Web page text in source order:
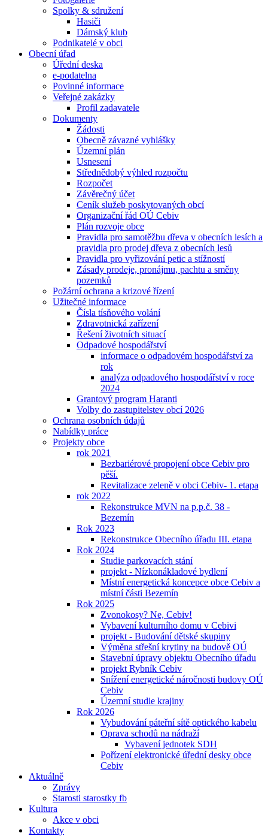
Spolky & sdružení
Hasiči
Dámský klub
Podnikatelé v obci
Obecní úřad
Úřední deska
e-podatelna
Povinné informace
Veřejné zakázky
Profil zadavatele
Dokumenty
Žádosti
Obecně závazné vyhlášky
Územní plán
Usnesení
Střednědobý výhled rozpočtu
Rozpočet
Závěrečný účet
Ceník služeb poskytovaných obcí
Organizační řád OÚ Cebiv
Plán rozvoje obce
Pravidla pro samotěžbu dřeva v obecních lesích a
pravidla pro prodej dřeva z obecních lesů
Pravidla pro vyřizování petic a stížností
Zásady prodeje, pronájmu, pachtu a směny
pozemků
Požární ochrana a krizové řízení
Užitečné informace
Čísla tísňového volání
Zdravotnická zařízení
Řešení životních situací
Odpadové hospodářství
informace o odpadovém hospodářství za
rok
analýza odpadového hospodářství v roce
2024
Grantový program Haranti
Volby do zastupitelstev obcí 2026
Ochrana osobních údajů
Nabídky práce
Projekty obce
rok 2021
Bezbariérové propojení obce Cebiv pro
pěší.
Revitalizace zeleně v obci Cebiv- 1. etapa
rok 2022
Rekonstrukce MVN na p.p.č. 38 -
Bezemín
Rok 2023
Rekonstrukce Obecního úřadu III. etapa
Rok 2024
Studie parkovacích stání
projekt - Nízkonákladové bydlení
Místní energetická koncepce obce Cebiv a
místní části Bezemín
Rok 2025
Zvonokosy? Ne, Cebiv!
Vybavení kulturního domu v Cebivi
projekt - Budování dětské skupiny
Výměna střešní krytiny na budově OÚ
Stavební úpravy objektu Obecního úřadu
projekt Rybník Cebiv
Snížení energetické náročnosti budovy OÚ
Cebiv
Územní studie krajiny
Rok 2026
Vybudování páteřní sítě optického kabelu
Oprava schodů na nádraží
Vybavení jednotek SDH
Pořízení elektronické úřední desky obce
Cebiv
Aktuálně
Zprávy
Starosti starostky fb
Kultura
Akce v obci
Kontakty